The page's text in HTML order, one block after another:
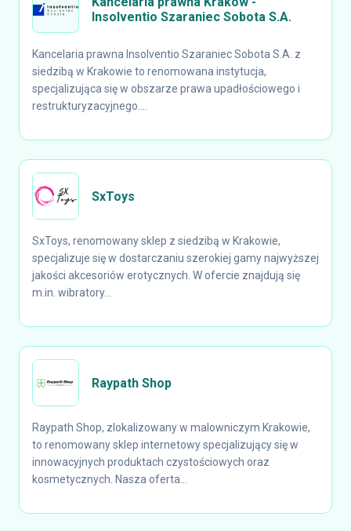
Insolventio Szaraniec Sobota S.A.
Kancelaria prawna Insolventio Szaraniec Sobota S.A. z
siedzibą w Krakowie to renomowana instytucja,
specjalizująca się w obszarze prawa upadłościowego i
restrukturyzacyjnego....
SxToys
SxToys, renomowany sklep z siedzibą w Krakowie,
specjalizuje się w dostarczaniu szerokiej gamy najwyższej
jakości akcesoriów erotycznych. W ofercie znajdują się
m.in. wibratory...
Raypath Shop
Raypath Shop, zlokalizowany w malowniczym Krakowie,
to renomowany sklep internetowy specjalizujący się w
innowacyjnych produktach czystościowych oraz
kosmetycznych. Nasza oferta...